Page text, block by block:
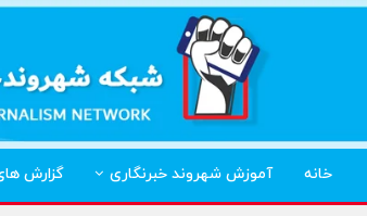
خانه آموزش شهروند خبرنگاری گزارش